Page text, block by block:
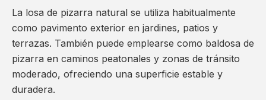
La losa de pizarra natural se utiliza habitualmente
como pavimento exterior en jardines, patios y
terrazas. También puede emplearse como baldosa de
pizarra en caminos peatonales y zonas de tránsito
moderado, ofreciendo una superficie estable y
duradera.